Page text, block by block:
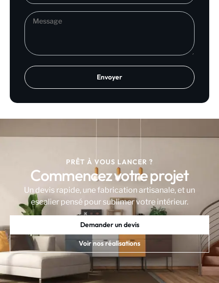
PRÊT À VOUS LANCER ?
Commencez votre projet
Un devis rapide, une fabrication artisanale, et un
escalier pensé pour sublimer votre intérieur.
Demander un devis
Voir nos réalisations